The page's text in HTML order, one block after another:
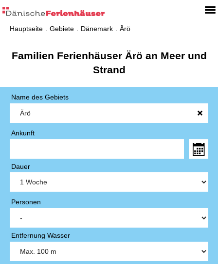
Hauptseite Gebiete Dänemark Ärö
Familien Ferienhäuser Ärö an Meer und
Strand
Name des Gebiets
Ankunft
Dauer
Personen
Entfernung Wasser